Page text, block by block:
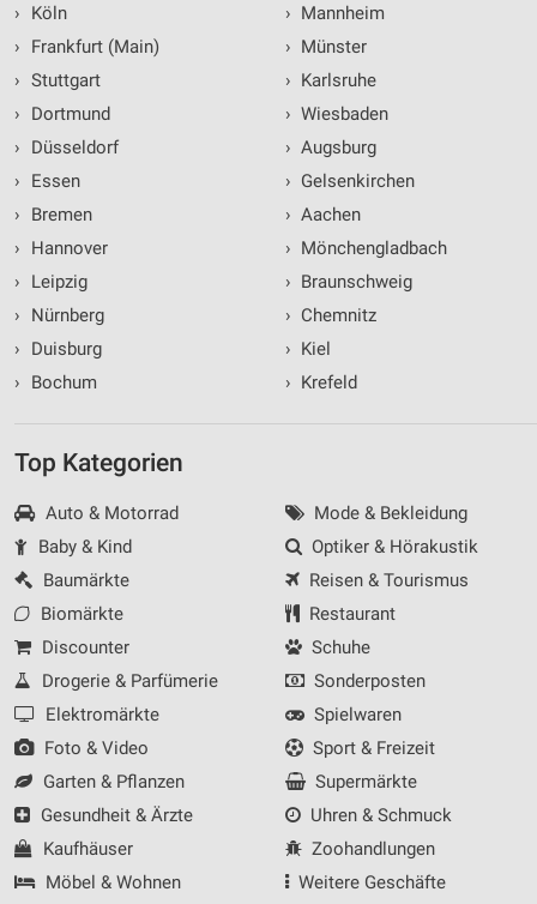
›
Köln
›
Frankfurt (Main)
› Stuttgart
›
Dortmund
›
Düsseldorf
›
Essen
›
Bremen
›
Hannover
›
Leipzig
›
Nürnberg
›
Duisburg
›
Bochum
› Mannheim
› Münster
› Karlsruhe
› Wiesbaden
› Augsburg
› Gelsenkirchen
› Aachen
› Mönchengladbach
› Braunschweig
› Chemnitz
› Kiel
› Krefeld
Top Kategorien
Auto & Motorrad
Baby & Kind
Baumärkte
Biomärkte
Discounter
Drogerie & Parfümerie
Elektromärkte
Foto & Video
Garten & Pflanzen
Gesundheit & Ärzte
Kaufhäuser
Möbel & Wohnen
Mode & Bekleidung
Optiker & Hörakustik
Reisen & Tourismus
Restaurant
Schuhe
Sonderposten
Spielwaren
Sport & Freizeit
Supermärkte
Uhren & Schmuck
Zoohandlungen
Weitere Geschäfte